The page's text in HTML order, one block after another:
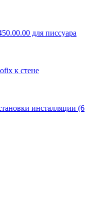
для писсуара
к стене
инсталляции (6